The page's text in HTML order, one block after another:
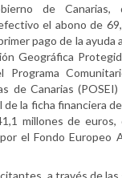
de Canarias,
el abono de
pago de la ayuda
Geográfica
de Canarias
la ficha financiera
millones de euros,
el Fondo Europeo
a través de las